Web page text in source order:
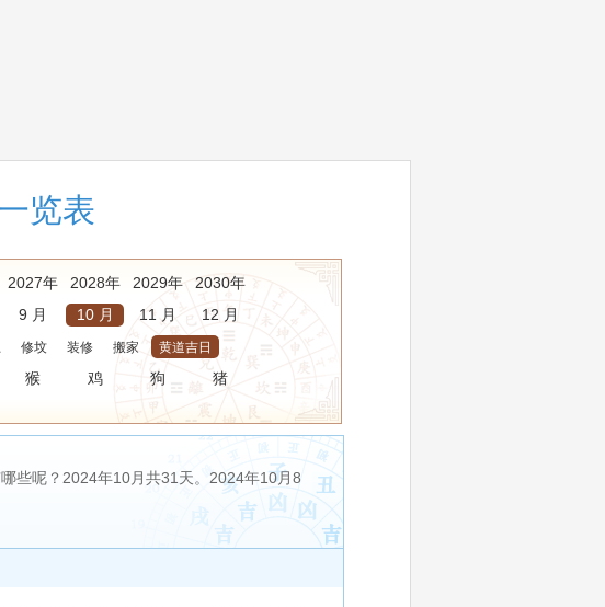
览表
2027年 2028年 2029年
2030年
9 月 10 月 11 月
12 月
修坟 装修 搬家 黄道吉日
猴 鸡 狗 猪
些呢？2024年10月共31天。2024年10月8